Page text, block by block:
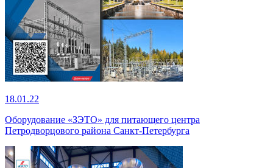
18.01.22
Оборудование «ЗЭТО» для питающего центра
Петродворцового района Санкт-Петербурга